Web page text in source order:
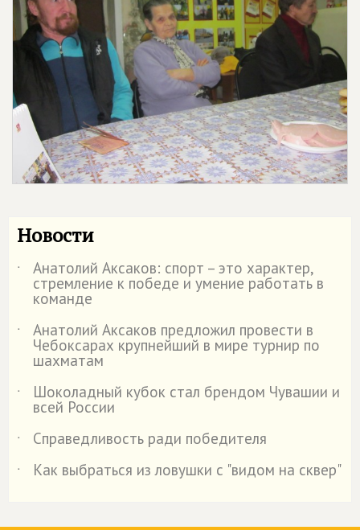
Новости
˙ Анатолий Аксаков: спорт – это характер,
стремление к победе и умение работать в
команде
˙
Анатолий Аксаков предложил провести в
Чебоксарах крупнейший в мире турнир по
шахматам
˙
Шоколадный кубок стал брендом Чувашии и
всей России
˙
Справедливость ради победителя
˙
Как выбраться из ловушки с "видом на сквер"